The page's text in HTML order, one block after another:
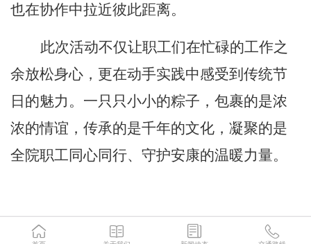
也在协作中拉近彼此距离。
此次活动不仅让职工们在忙碌的工作之
余放松身心，更在动手实践中感受到传统节
日的魅力。一只只小小的粽子，包裹的是浓
浓的情谊，传承的是千年的文化，凝聚的是
全院职工同心同行、守护安康的温暖力量。